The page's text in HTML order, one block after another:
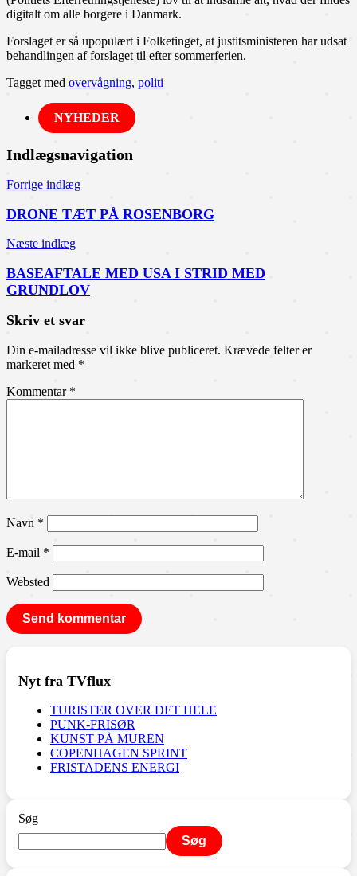
digitalt om alle borgere i Danmark.
Forslaget er så upopulært i Folketinget, at justitsministeren har udsat
behandlingen af forslaget til efter sommerferien.
Tagget med overvågning, politi
NYHEDER
Indlægsnavigation
Forrige indlæg
DRONE TÆT PÅ ROSENBORG
Næste indlæg
BASEAFTALE MED USA I STRID MED
GRUNDLOV
Skriv et svar
Din e-mailadresse vil ikke blive publiceret. Krævede felter er
markeret med *
Kommentar *
Navn *
E-mail *
Websted
Nyt fra TVflux
TURISTER OVER DET HELE
PUNK-FRISØR
KUNST PÅ MUREN
COPENHAGEN SPRINT
FRISTADENS ENERGI
Søg
Søg